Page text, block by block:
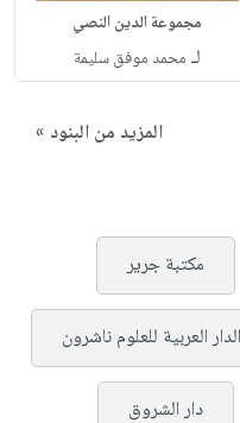
مجموعة الدين النصي
لـ محمد موفق سليمة
المزيد من البنود »
مكتبة جرير
الدار العربية للعلوم ناشرون
دار الشروق